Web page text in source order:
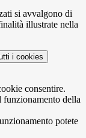
si avvalgono di
illustrate nella
i cookies
consentire.
funzionamento della
potete